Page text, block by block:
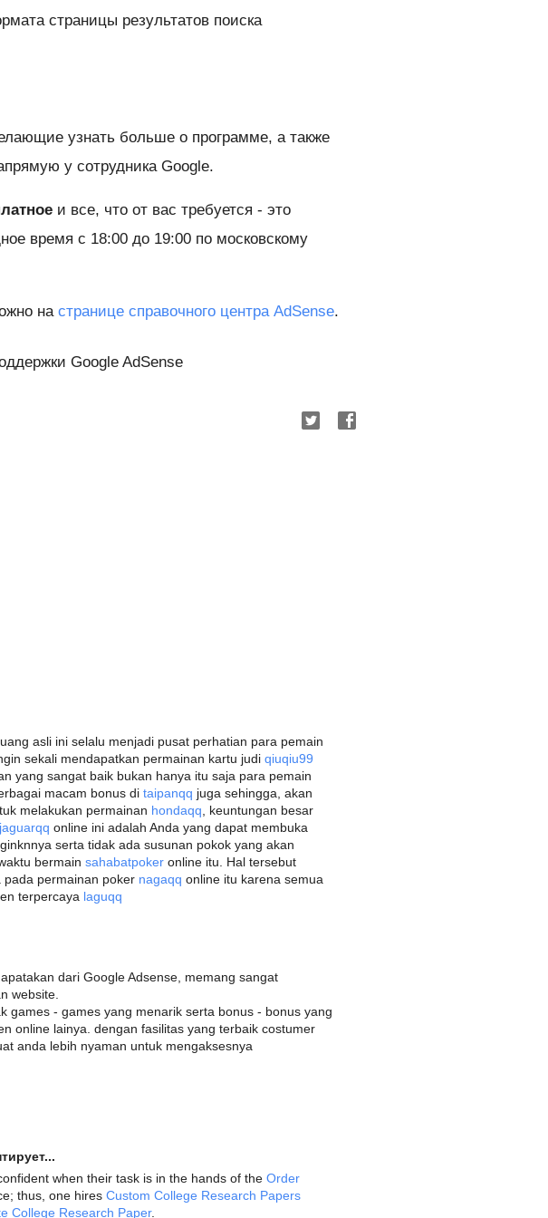
страницы результатов поиска
узнать больше о программе, а также
у сотрудника Google.
и все, что от вас требуется - это
время с 18:00 до 19:00 по московскому
на странице справочного центра AdSense.
Google AdSense
asli ini selalu menjadi pusat perhatian para pemain
sekali mendapatkan permainan kartu judi qiuqiu99
yang sangat baik bukan hanya itu saja para pemain
macam bonus di taipanqq juga sehingga, akan
melakukan permainan hondaqq , keuntungan besar
jaguarqq online ini adalah Anda yang dapat membuka
serta tidak ada susunan pokok yang akan
bermain sahabatpoker online itu. Hal tersebut
pada permainan poker nagaqq online itu karena semua
terpercaya laguqq
dari Google Adsense, memang sangat
website.
games - games yang menarik serta bonus - bonus yang
online lainya. dengan fasilitas yang terbaik costumer
anda lebih nyaman untuk mengaksesnya
when their task is in the hands of the Order
thus, one hires Custom College Research Papers
College Research Paper.